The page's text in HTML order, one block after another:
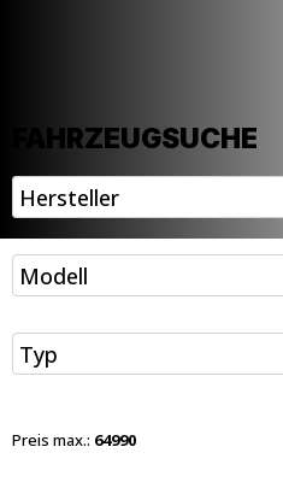
FAHRZEUGSUCHE
Hersteller
Modell
Typ
Preis max.: 64990